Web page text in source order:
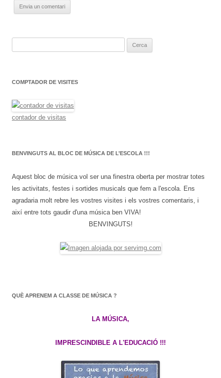
c
:
COMPTADOR DE VISITES
contador de visitas
BENVINGUTS AL BLOC DE MÚSICA DE L’ESCOLA !!!
Aquest bloc de música vol ser una finestra oberta per mostrar totes
les activitats, festes i sortides musicals que fem a l'escola. Ens
agradaria molt rebre les vostres visites i els vostres comentaris, i
així entre tots gaudir d'una música ben VIVA!
BENVINGUTS!
QUÈ APRENEM A CLASSE DE MÚSICA ?
LA MÚSICA,
IMPRESCINDIBLE A L'EDUCACIÓ !!!